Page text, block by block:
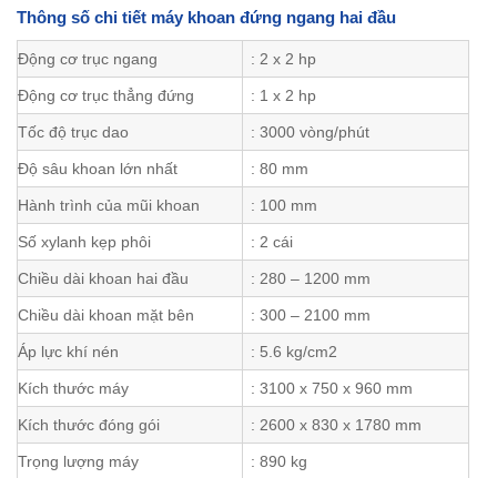
Thông số chi tiết máy khoan đứng ngang hai đầu
Động cơ trục ngang : 2 x 2 hp
Động cơ trục thẳng đứng : 1 x 2 hp
Tốc độ trục dao : 3000 vòng/phút
Độ sâu khoan lớn nhất : 80 mm
Hành trình của mũi khoan : 100 mm
Số xylanh kẹp phôi : 2 cái
Chiều dài khoan hai đầu : 280 – 1200 mm
Chiều dài khoan mặt bên : 300 – 2100 mm
Áp lực khí nén : 5.6 kg/cm2
Kích thước máy : 3100 x 750 x 960 mm
Kích thước đóng gói : 2600 x 830 x 1780 mm
Trọng lượng máy : 890 kg